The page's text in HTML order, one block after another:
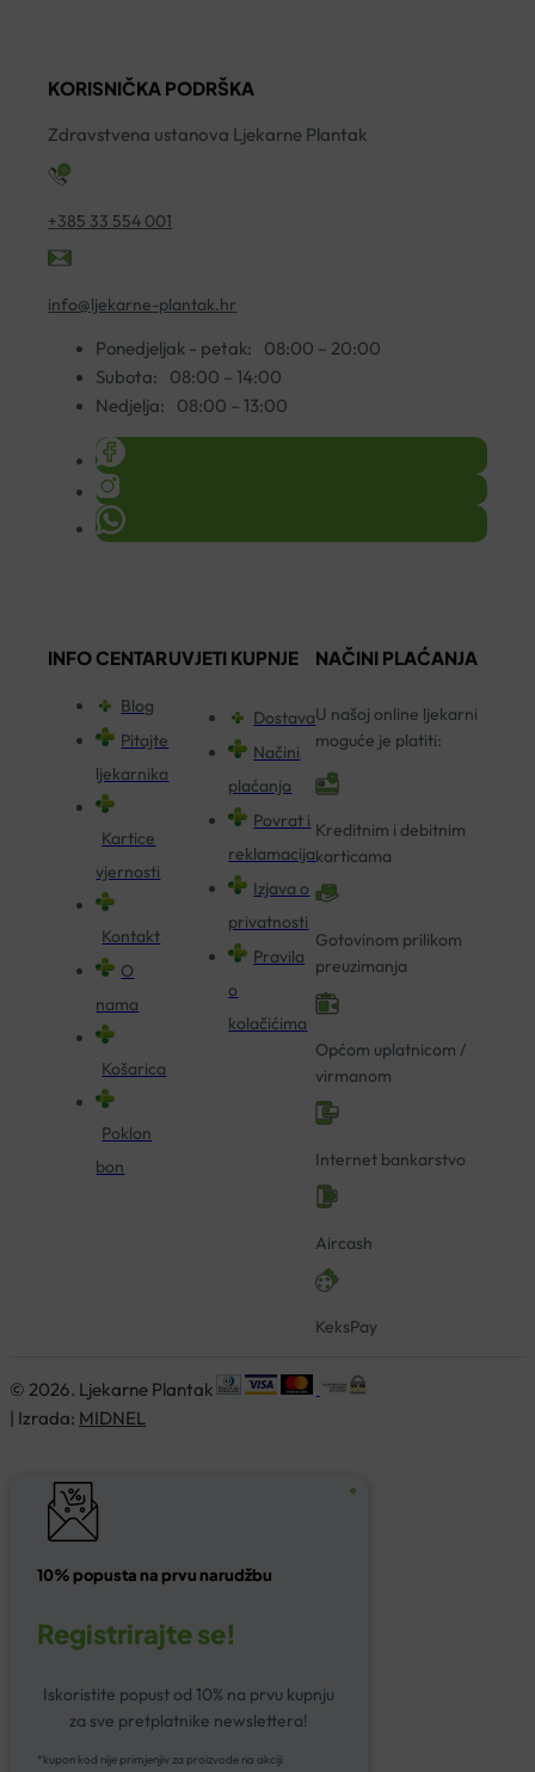
ZA
LICE
KORISNIČKA PODRŠKA
Zdravstvena ustanova Ljekarne Plantak
+385 33 554 001
info@ljekarne-plantak.hr
Ponedjeljak - petak:
08:00 – 20:00
Subota:
08:00 – 14:00
Nedjelja:
08:00 – 13:00
INFO CENTAR
Blog
Pitajte
ljekarnika
Kartice
vjernosti
Kontakt
O
nama
Košarica
Poklon
bon
UVJETI KUPNJE
Dostava
Načini
plaćanja
Povrat i
reklamacija
Izjava o
privatnosti
Pravila
o
kolačićima
NAČINI PLAĆANJA
U našoj online ljekarni
moguće je platiti:
Kreditnim i debitnim
karticama
Gotovinom prilikom
preuzimanja
Općom uplatnicom /
virmanom
Internet bankarstvo
Aircash
KeksPay
© 2026. Ljekarne Plantak
| Izrada: MIDNEL
10% popusta na prvu narudžbu
Registrirajte se!
Iskoristite popust od 10% na prvu kupnju
za sve pretplatnike newslettera!
*kupon kod nije primjenjiv za proizvode na akciji